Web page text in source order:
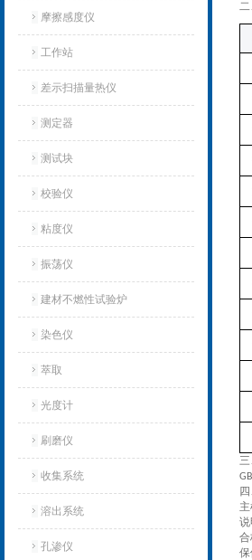
摩擦感度仪
工作站
差示扫描量热仪
测定器
测试块
校验仪
粘度仪
振荡仪
建材不燃性试验炉
染色仪
萃取
光度计
刷磨仪
收集系统
溶出系统
孔渗仪
二
三
说